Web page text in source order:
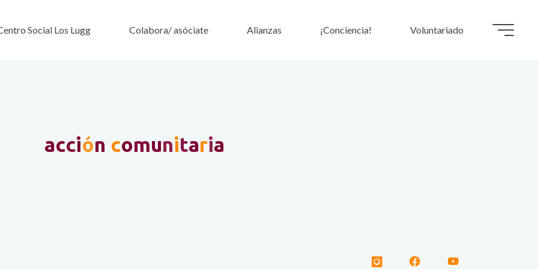
Social Los Lugg Colabora/ asóciate Alianzas ¡Conciencia! Voluntariado
acción comunitaria